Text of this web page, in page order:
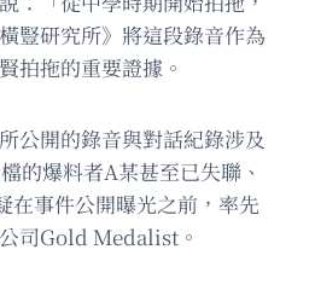
豎研究所》將這段錄音作為
拍拖的重要證據。
公開的錄音與對話紀錄涉及
的爆料者A某甚至已失聯、
在事件公開曝光之前，率先
司Gold Medalist。